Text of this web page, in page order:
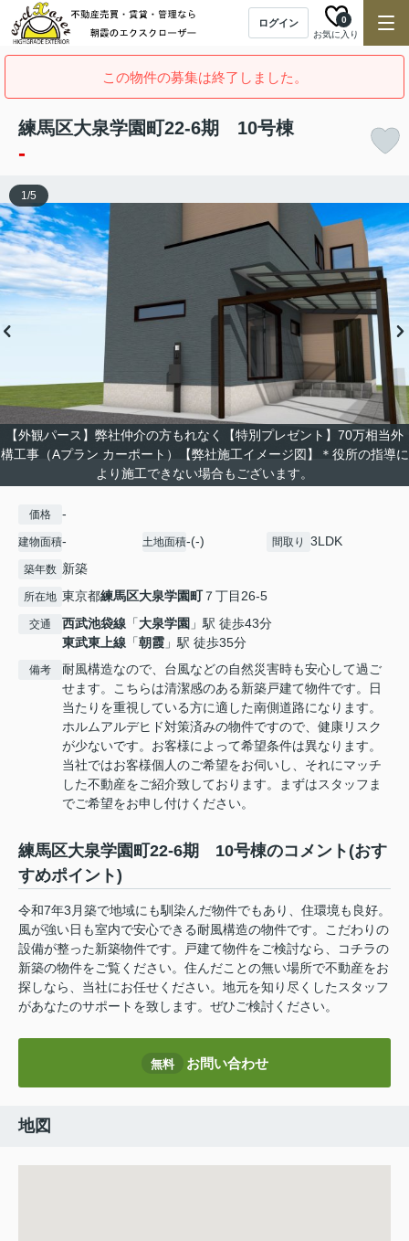
ログイン
お気に入り
0
この物件の募集は終了しました。
練馬区大泉学園町22-6期 10号棟
-
【外観パース】弊社仲介の方もれなく【特別プレゼント】70万相当外
構工事（Aプラン カーポート）【弊社施工イメージ図】＊役所の指導に
より施工できない場合もございます。
1/5
価格 -
建物面積- 土地面積-(-) 間取り 3LDK
築年数 新築
所在地 東京都練馬区大泉学園町７丁目26-5
交通 西武池袋線 「大泉学園 」駅 徒歩43分
東武東上線 「朝霞 」駅 徒歩35分
備考
耐風構造なので、台風などの自然災害時も安心して過ご
せます。こちらは清潔感のある新築戸建て物件です。日
当たりを重視している方に適した南側道路になります。
ホルムアルデヒド対策済みの物件ですので、健康リスク
が少ないです。お客様によって希望条件は異なります。
当社ではお客様個人のご希望をお伺いし、それにマッチ
した不動産をご紹介致しております。まずはスタッフま
でご希望をお申し付けください。
練馬区大泉学園町22-6期 10号棟のコメント(おす
すめポイント)
令和7年3月築で地域にも馴染んだ物件でもあり、住環境も良好。
風が強い日も室内で安心できる耐風構造の物件です。こだわりの
設備が整った新築物件です。戸建て物件をご検討なら、コチラの
新築の物件をご覧ください。住んだことの無い場所で不動産をお
探しなら、当社にお任せください。地元を知り尽くしたスタッフ
があなたのサポートを致します。ぜひご検討ください。
無料 お問い合わせ
地図